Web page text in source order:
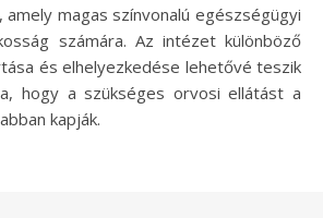
magas színvonalú egészségügyi
számára. Az intézet különböző
és elhelyezkedése lehetővé teszik
hogy a szükséges orvosi ellátást a
kapják.